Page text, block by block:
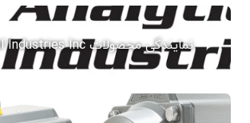
نمایندگی محصولات Analytical Industries Inc